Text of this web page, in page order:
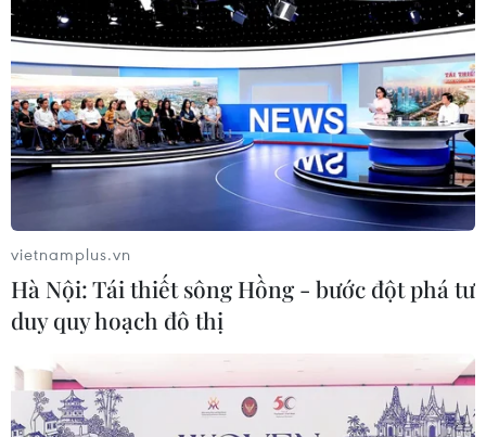
kiều Campuchia nghèo
18/07/2016 22:16
vietnamplus.vn
Hà Nội: Tái thiết sông Hồng - bước đột phá tư
duy quy hoạch đô thị